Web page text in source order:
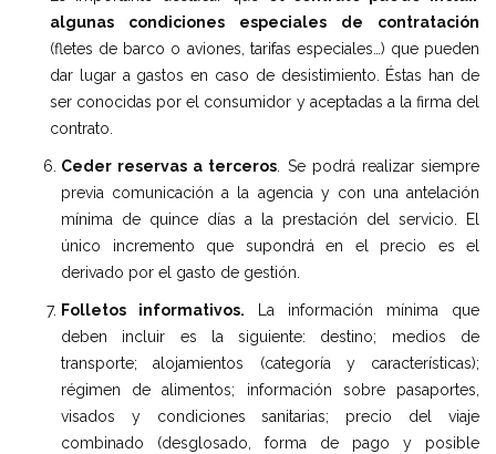
algunas condiciones especiales de contratación
(fletes de barco o aviones, tarifas especiales…) que pueden
dar lugar a gastos en caso de desistimiento. Éstas han de
ser conocidas por el consumidor y aceptadas a la firma del
contrato.
Ceder reservas a terceros . Se podrá realizar siempre
previa comunicación a la agencia y con una antelación
mínima de quince días a la prestación del servicio. El
único incremento que supondrá en el precio es el
derivado por el gasto de gestión.
Folletos informativos. La información mínima que
deben incluir es la siguiente: destino; medios de
transporte; alojamientos (categoría y características);
régimen de alimentos; información sobre pasaportes,
visados y condiciones sanitarias; precio del viaje
combinado (desglosado, forma de pago y posible